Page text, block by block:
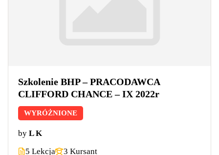
Szkolenie BHP – PRACODAWCA
CLIFFORD CHANCE – IX 2022r
WYRÓŻNIONE
by L K
5 Lekcja
3 Kursant